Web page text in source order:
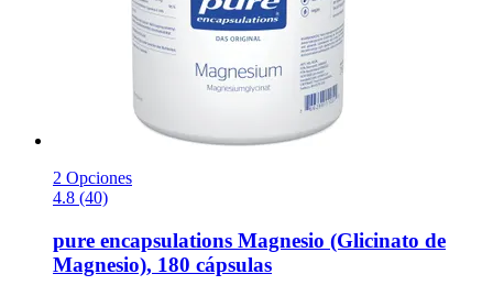
2 Opciones
4.8 (40)
pure encapsulations Magnesio (Glicinato de
Magnesio), 180 cápsulas